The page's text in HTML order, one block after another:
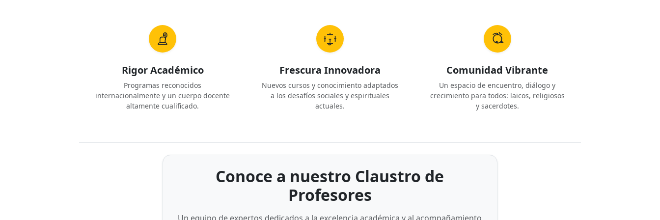
Rigor Académico
Programas reconocidos
internacionalmente y un cuerpo docente
altamente cualificado.
Frescura Innovadora
Nuevos cursos y conocimiento adaptados
a los desafíos sociales y espirituales
actuales.
Comunidad Vibrante
Un espacio de encuentro, diálogo y
crecimiento para todos: laicos, religiosos
y sacerdotes.
Conoce a nuestro Claustro de
Profesores